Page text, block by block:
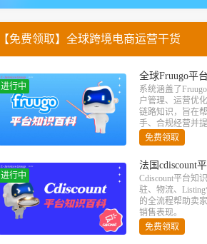
企业微信 官
【免费领取】全球跨境电商运营干货
进行中
全球Fruugo平
系统涵盖了
户管理、运营优
链路知识，旨在
手、合规经营并
免费领取
进行中
法国cdiscount
Cdiscount平台知
驻、物流、
的全流程帮助卖
销售表现。
免费领取